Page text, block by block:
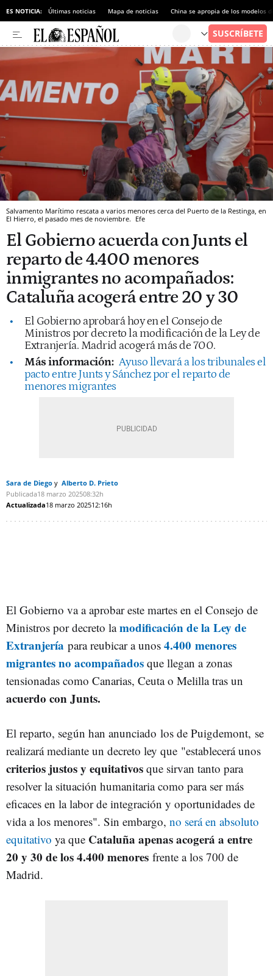
ES NOTICIA: Últimas noticias Mapa de noticias China se apropia de los modelos
Salvamento Marítimo rescata a varios menores cerca del Puerto de la Restinga, en
El Hierro, el pasado mes de noviembre. Efe
El Gobierno acuerda con Junts el
reparto de 4.400 menores
inmigrantes no acompañados:
Cataluña acogerá entre 20 y 30
El Gobierno aprobará hoy en el Consejo de
Ministros por decreto la modificación de la Ley de
Extranjería. Madrid acogerá más de 700.
Más información: Ayuso llevará a los tribunales el
pacto entre Junts y Sánchez por el reparto de
menores migrantes
Sara de Diego
Alberto D. Prieto
Publicada18 marzo 202508:32h
Actualizada18 marzo 202512:16h
El Gobierno va a aprobar este martes en el Consejo de
Ministros por decreto lamodificación de la Ley de
Extranjería para reubicar a unos 4.400 menores
migrantes no acompañados que llegan a zonas
tensionadas como Canarias, Ceuta o Melilla tras un
acuerdo con Junts.
El reparto, según han anunciado los de Puigdemont, se
realizará mediante un decreto ley que "establecerá unos
criterios justos y equitativos que sirvan tanto para
resolver la situación humanitaria como para ser más
eficaces en la labor de integración y oportunidades de
vida a los menores". Sin embargo, no será en absoluto
equitativo ya que Cataluña apenas acogerá a entre
20 y 30 de los 4.400 menores frente a los 700 de
Madrid.